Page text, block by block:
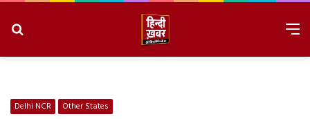
Delhi NCR Other States